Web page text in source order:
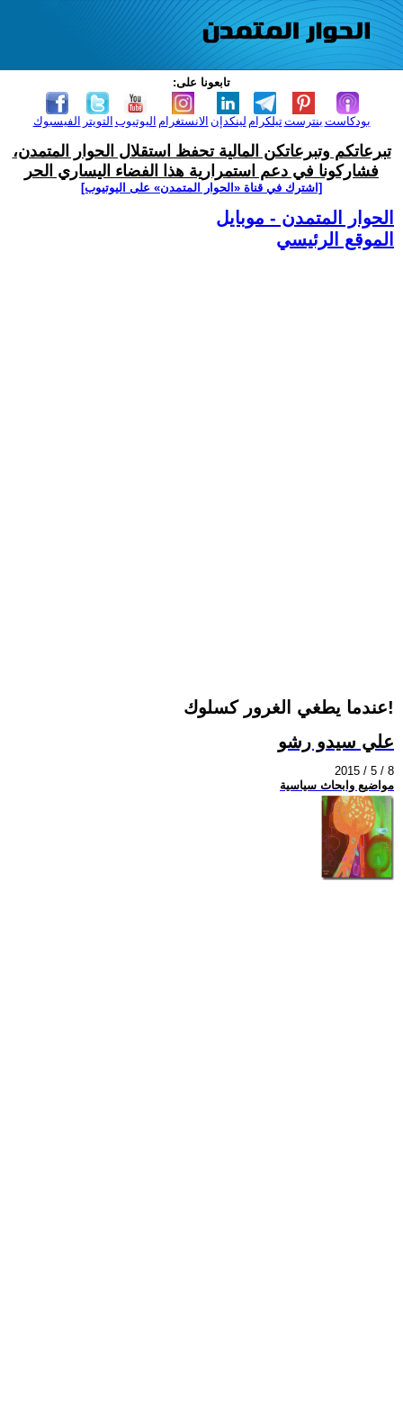
تابعونا على:
الفيسبوك التويتر اليوتيوب الانستغرام لينكدإن تيلكرامبنترست بودكاست
تبرعاتكم وتبرعاتكن المالية تحفظ استقلال الحوار المتمدن،
فشاركونا في دعم استمرارية هذا الفضاء اليساري الحر
[اشترك في قناة ‫«الحوار المتمدن» على اليوتيوب]
الحوار المتمدن - موبايل
الموقع الرئيسي
عندما يطغي الغرور كسلوك!
علي سيدو رشو
2015 / 5 / 8
مواضيع وابحاث سياسية